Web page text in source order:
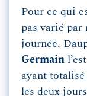
Pour ce qui
pas varié par
journée.
Germain
ayant totalisé
les deux